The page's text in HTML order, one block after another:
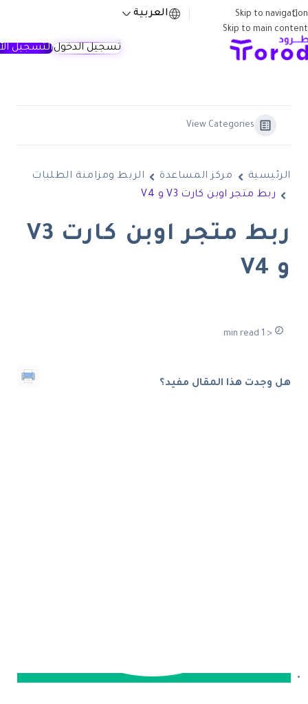
Skip to navigation
Skip to main content
العربية
تسجيل الدخولالتسجيل
View Categories
الرئيسية مركز المساعدة
الربط ومزامنة الطلبات
ربط متجر اوبن كارت V3 و V4
ربط متجر اوبن كارت V3
و V4
< 1 min read
هل وجدت هذا المقال مفيد؟